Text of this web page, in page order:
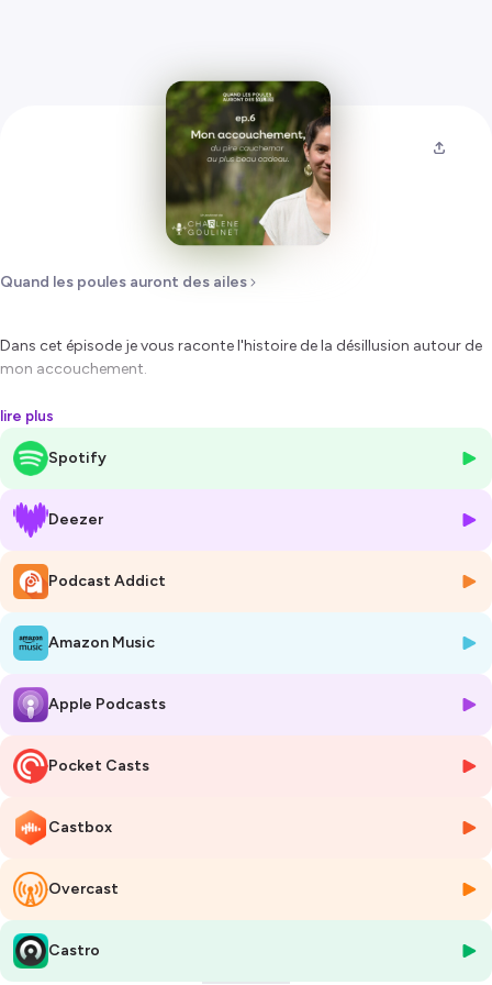
Quand les poules auront des ailes
Dans cet épisode je vous raconte l'histoire de la désillusion autour de
mon accouchement.
Je voulais un accouchement tout naturel à la maison et .... il en a été
tout autrement!
jamais et dont je me sers dans tous les domaines de ma vie : "Mon
expérience ne dépends pas de la forme".
🛎️ Pour rester informé-e-s ou me contacter, retrouvez moi sur
, sur
instagram
Hébergé par Ausha. Visitez
pour plus d'informations.
lire plus
Spotify
Deezer
Podcast Addict
Amazon Music
Apple Podcasts
Pocket Casts
Castbox
Overcast
Castro